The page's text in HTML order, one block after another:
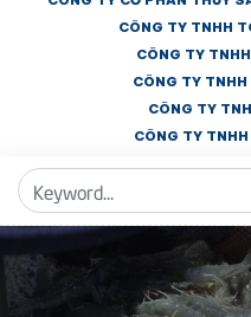
CÔNG TY TNHH
CÔNG TY
CÔNG TY TNHH
CÔNG TY
CÔNG TY TNHH